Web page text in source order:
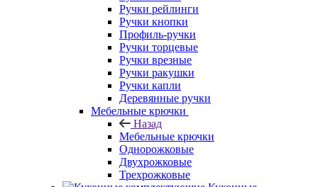
Ручки рейлинги
Ручки кнопки
Профиль-ручки
Ручки торцевые
Ручки врезные
Ручки ракушки
Ручки капли
Деревянные ручки
Мебельные крючки
Назад
Мебельные крючки
Однорожковые
Двухрожковые
Трехрожковые